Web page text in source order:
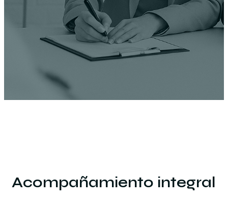
Acompañamiento integral